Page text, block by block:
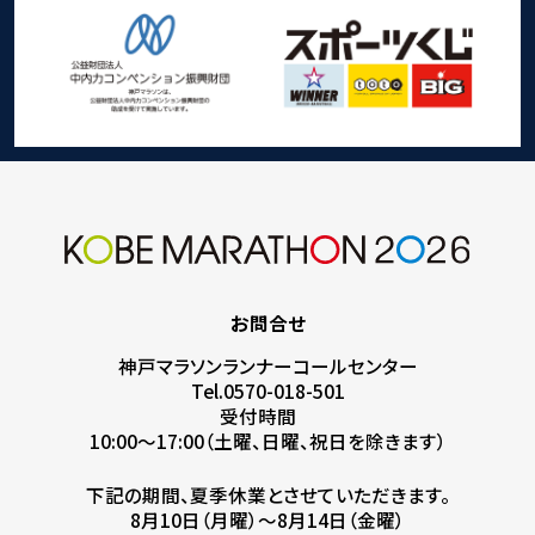
お問合せ
神戸マラソンランナーコールセンター
Tel.0570-018-501
受付時間
10:00～17:00（土曜、日曜、祝日を除きます）
下記の期間、夏季休業とさせていただきます。
8月10日（月曜）～8月14日（金曜）